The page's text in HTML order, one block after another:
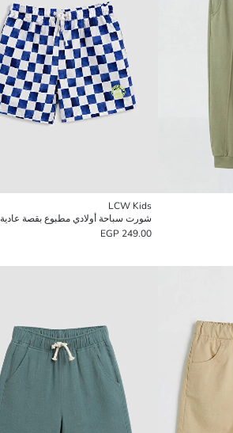
LCW Kids
شورت سباحة أولادي مطبوع بقصة عادية
249.00 EGP